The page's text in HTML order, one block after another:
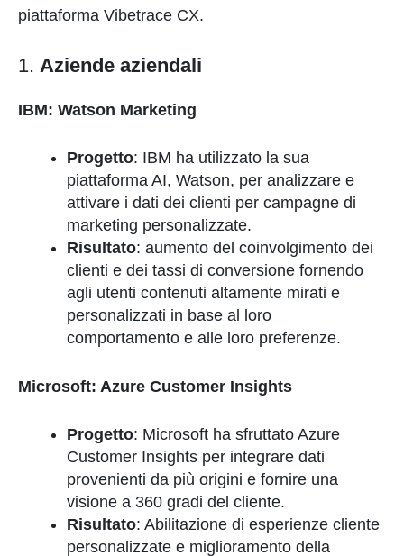
piattaforma Vibetrace CX.
1. Aziende aziendali
IBM: Watson Marketing
Progetto: IBM ha utilizzato la sua
piattaforma AI, Watson, per analizzare e
attivare i dati dei clienti per campagne di
marketing personalizzate.
Risultato: aumento del coinvolgimento dei
clienti e dei tassi di conversione fornendo
agli utenti contenuti altamente mirati e
personalizzati in base al loro
comportamento e alle loro preferenze.
Microsoft: Azure Customer Insights
Progetto: Microsoft ha sfruttato Azure
Customer Insights per integrare dati
provenienti da più origini e fornire una
visione a 360 gradi del cliente.
Risultato: Abilitazione di esperienze cliente
personalizzate e miglioramento della